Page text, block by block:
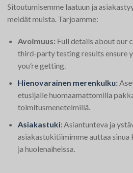
Sitoutumisemme laatuun ja
meidät muista. Tarjoamme:
Avoimuus: Full details about our
third-party testing results ensure
you’re getting.
Hienovarainen merenkulku:
etusijalle huomaamattomilla
toimitusmenetelmillä.
Asiakastuki: Asiantunteva ja
asiakastukitiimimme auttaa sinua
ja huolenaiheissa.